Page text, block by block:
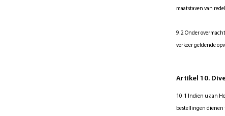
maatstaven van
9.2 Onder
verkeer geldende
Artikel 10.
10.1 Indien u aan
bestellingen dienen